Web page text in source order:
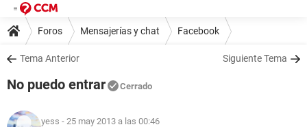
Foros Mensajerías y chat Facebook
Tema Anterior Siguiente Tema
No puedo entrar Cerrado
yess - 25 may 2013 a las 00:46